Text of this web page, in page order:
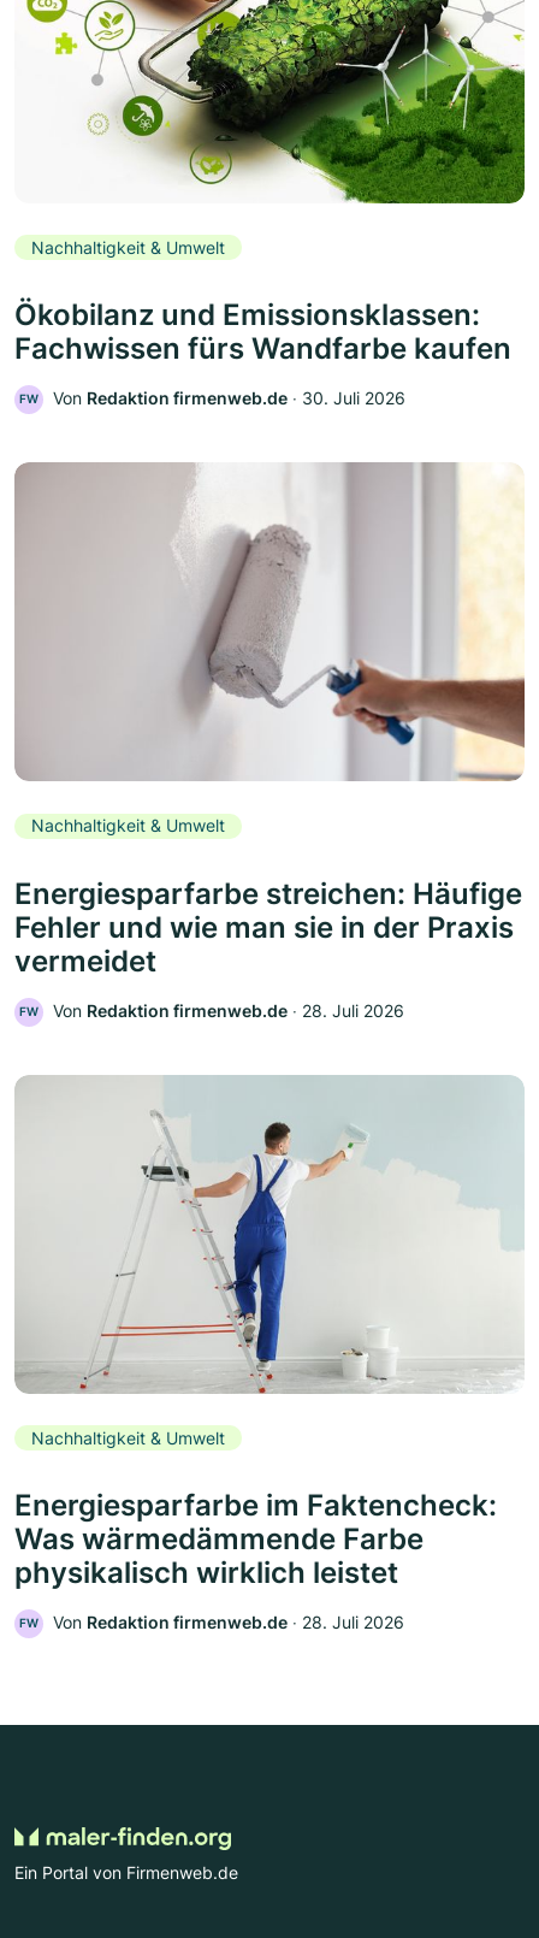
Nachhaltigkeit & Umwelt
Ökobilanz und Emissionsklassen:
Fachwissen fürs Wandfarbe kaufen
FW Von Redaktion firmenweb.de ‧ 30. Juli 2026
Nachhaltigkeit & Umwelt
Energiesparfarbe streichen: Häufige
Fehler und wie man sie in der Praxis
vermeidet
FW Von Redaktion firmenweb.de ‧ 28. Juli 2026
Nachhaltigkeit & Umwelt
Energiesparfarbe im Faktencheck:
Was wärmedämmende Farbe
physikalisch wirklich leistet
FW Von Redaktion firmenweb.de ‧ 28. Juli 2026
Ein Portal von Firmenweb.de